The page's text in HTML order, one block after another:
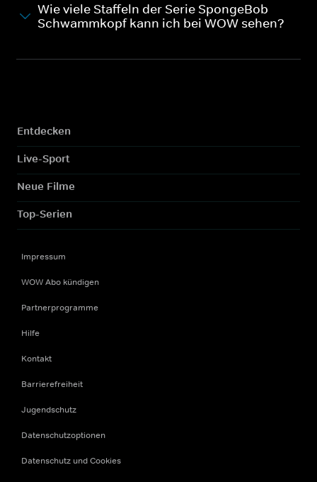
Wie viele Staffeln der Serie SpongeBob
Schwammkopf kann ich bei WOW sehen?
Entdecken
Live-Sport
Neue Filme
Top-Serien
Impressum
WOW Abo kündigen
Partnerprogramme
Hilfe
Kontakt
Barrierefreiheit
Jugendschutz
Datenschutzoptionen
Datenschutz und Cookies